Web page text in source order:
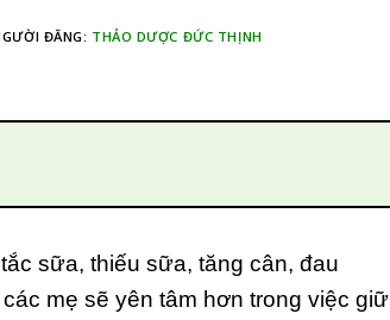
ĐĂNG: THẢO DƯỢC ĐỨC THỊNH
sữa, thiếu sữa, tăng cân, đau
mẹ sẽ yên tâm hơn trong việc giữ